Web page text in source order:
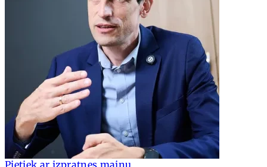
Pietiek ar izpratnes maiņu